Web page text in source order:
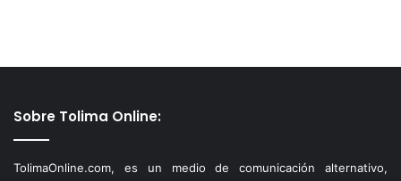
Sobre Tolima Online:
TolimaOnline.com, es un medio de comunicación alternativo,